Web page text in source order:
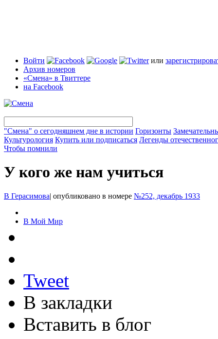
Войти или
Архив номеров
«Смена» в Твиттере
на Facebook
"Смена" о сегодняшнем дне в истории Горизонты
Культурология Купить или подписаться Легенды
Чтобы помнили
У кого же нам учиться
В Герасимова| опубликовано в номере №252, декабрь 1933
В Мой Мир
Tweet
В закладки
Вставить в блог